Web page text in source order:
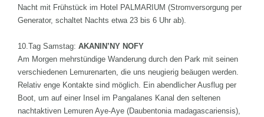
Nacht mit Frühstück im Hotel PALMARIUM (Stromversorgung per
Generator, schaltet Nachts etwa 23 bis 6 Uhr ab).
10.Tag Samstag: AKANIN’NY NOFY
Am Morgen mehrstündige Wanderung durch den Park mit seinen
verschiedenen Lemurenarten, die uns neugierig beäugen werden.
Relativ enge Kontakte sind möglich. Ein abendlicher Ausflug per
Boot, um auf einer Insel im Pangalanes Kanal den seltenen
nachtaktiven Lemuren Aye-Aye (Daubentonia madagascariensis),